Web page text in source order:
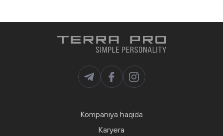
Kompaniya haqida
Karyera